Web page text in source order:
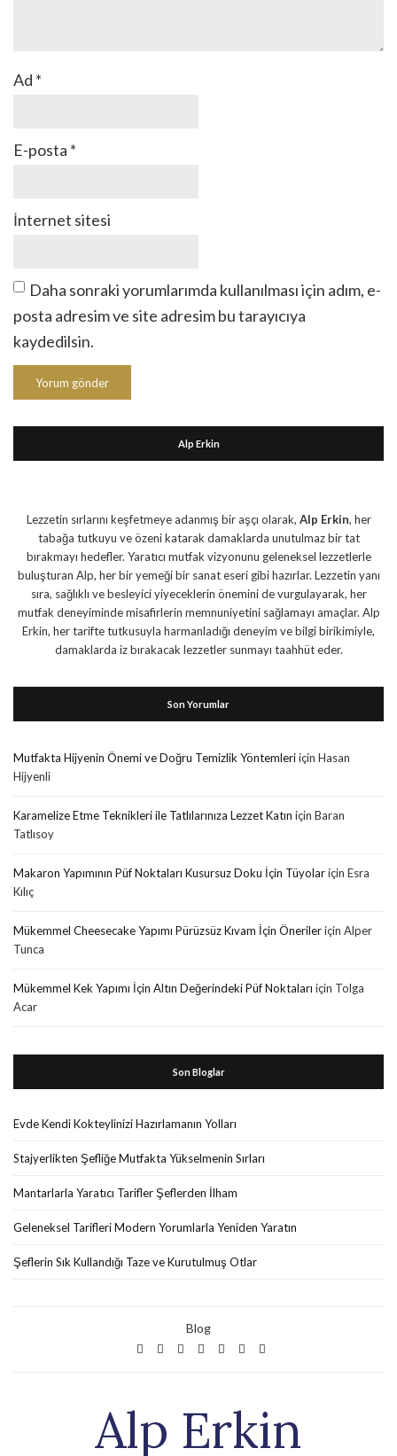
Ad *
E-posta *
İnternet sitesi
Daha sonraki yorumlarımda kullanılması için adım, e-
posta adresim ve site adresim bu tarayıcıya
kaydedilsin.
Alp Erkin
Lezzetin sırlarını keşfetmeye adanmış bir aşçı olarak, Alp Erkin, her
tabağa tutkuyu ve özeni katarak damaklarda unutulmaz bir tat
bırakmayı hedefler. Yaratıcı mutfak vizyonunu geleneksel lezzetlerle
buluşturan Alp, her bir yemeği bir sanat eseri gibi hazırlar. Lezzetin yanı
sıra, sağlıklı ve besleyici yiyeceklerin önemini de vurgulayarak, her
mutfak deneyiminde misafirlerin memnuniyetini sağlamayı amaçlar. Alp
Erkin, her tarifte tutkusuyla harmanladığı deneyim ve bilgi birikimiyle,
damaklarda iz bırakacak lezzetler sunmayı taahhüt eder.
Son Yorumlar
Mutfakta Hijyenin Önemi ve Doğru Temizlik Yöntemleriiçin Hasan
Hijyenli
Karamelize Etme Teknikleri ile Tatlılarınıza Lezzet Katın için Baran
Tatlısoy
Makaron Yapımının Püf Noktaları Kusursuz Doku İçin Tüyolariçin Esra
Kılıç
Mükemmel Cheesecake Yapımı Pürüzsüz Kıvam İçin Önerileriçin Alper
Tunca
Mükemmel Kek Yapımı İçin Altın Değerindeki Püf Noktaları için Tolga
Acar
Son Bloglar
Evde Kendi Kokteylinizi Hazırlamanın Yolları
Stajyerlikten Şefliğe Mutfakta Yükselmenin Sırları
Mantarlarla Yaratıcı Tarifler Şeflerden İlham
Geleneksel Tarifleri Modern Yorumlarla Yeniden Yaratın
Şeflerin Sık Kullandığı Taze ve Kurutulmuş Otlar
Blog
Alp Erkin